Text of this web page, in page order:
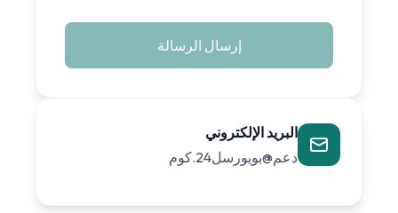
إرسال الرسالة
البريد الإلكتروني
دعم@بويورسل24.كوم